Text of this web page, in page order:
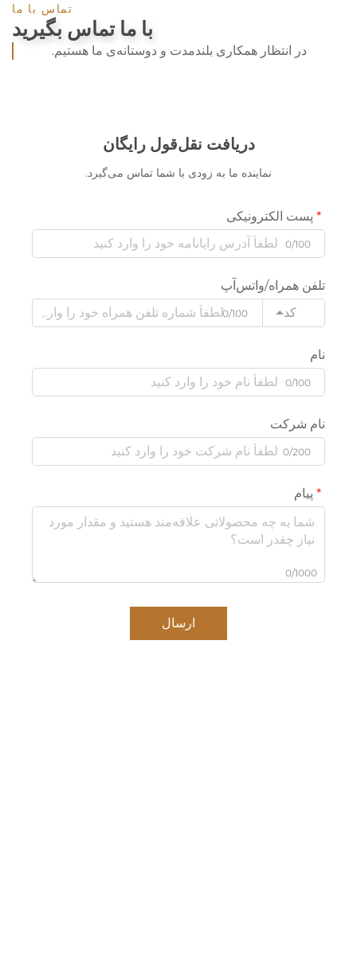
تماس با ما
با ما تماس بگیرید
در انتظار همکاری بلندمدت و دوستانه‌ی ما هستیم.
دریافت نقل‌قول رایگان
نماینده ما به زودی با شما تماس می‌گیرد.
پست الکترونیکی
0/100
تلفن همراه/واتس‌آپ
کد
0/100
نام
0/100
نام شرکت
0/200
پیام
0/1000
ارسال